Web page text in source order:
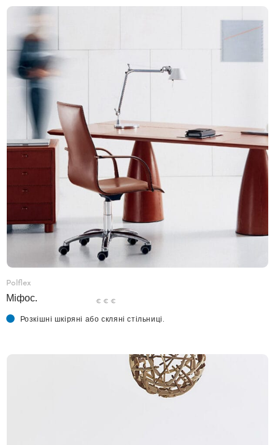
Polflex
Міфос. € € €
Розкішні шкіряні або скляні стільниці.